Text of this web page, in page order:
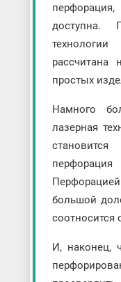
доступна.
рассчитана
простых
Намного
лазерная
становится
большой
соотносится
И, наконец,